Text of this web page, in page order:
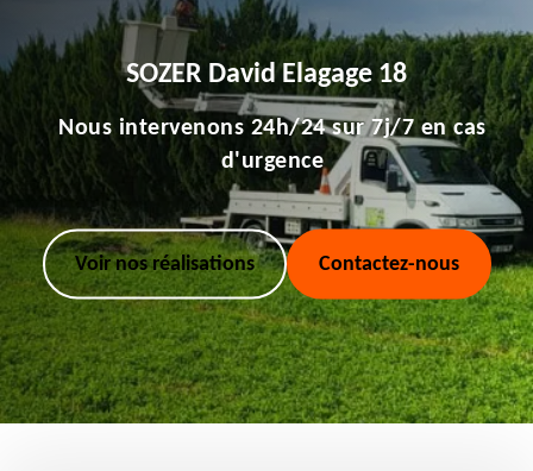
SOZER David Elagage 18
Nous intervenons 24h/24 sur 7j/7 en cas
d'urgence
Voir nos réalisations Contactez-nous